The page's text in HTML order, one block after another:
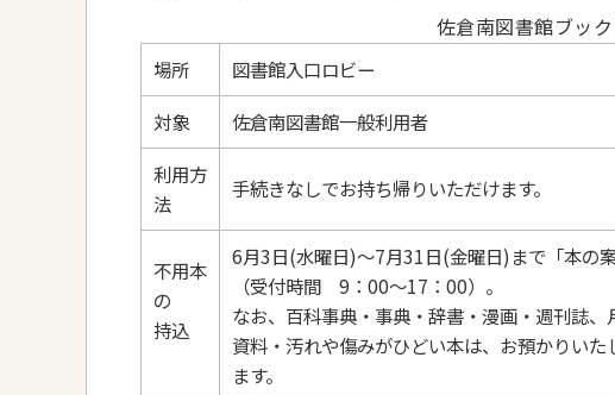
佐倉南図書館ブッ
場所
図書館入口ロビー
対象
佐倉南図書館一般利用者
利用方
法
手続きなしでお持ち帰りいただけます。
不用本
の
持込
6月3日(水曜日)～7月31日(金曜日)まで「本の
（受付時間 9：00～17：00）。
なお、百科事典・事典・辞書・漫画・週刊誌
資料・汚れや傷みがひどい本は、お預かりい
ます。